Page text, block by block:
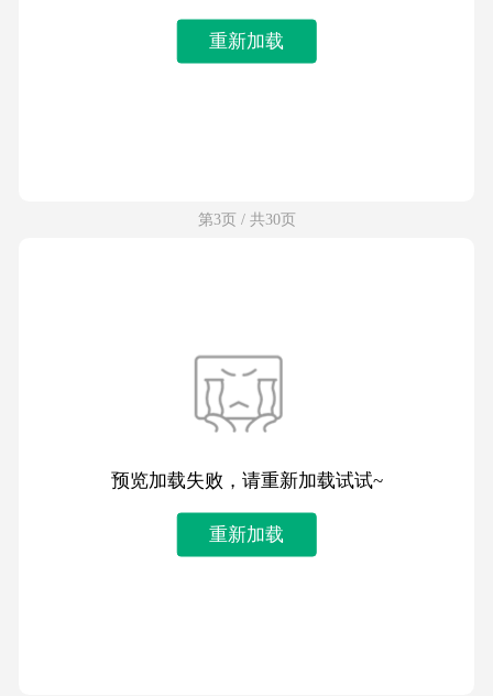
重新加载
第3页 / 共30页
预览加载失败，请重新加载试试~
重新加载